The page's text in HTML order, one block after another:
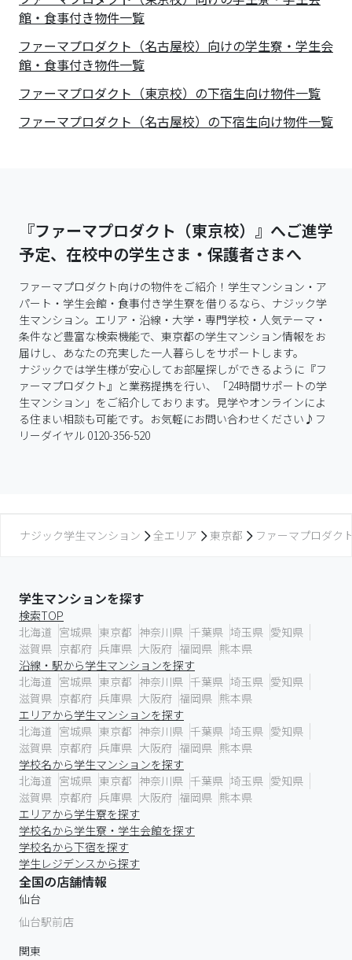
館・食事付き物件一覧
ファーマプロダクト（名古屋校）向けの学生寮・学生会
館・食事付き物件一覧
ファーマプロダクト（東京校）の下宿生向け物件一覧
ファーマプロダクト（名古屋校）の下宿生向け物件一覧
『ファーマプロダクト（東京校）』へご進学
予定、在校中の学生さま・保護者さまへ
ファーマプロダクト向けの物件をご紹介！学生マンション・ア
パート・学生会館・食事付き学生寮を借りるなら、ナジック学
生マンション。エリア・沿線・大学・専門学校・人気テーマ・
条件など豊富な検索機能で、東京都の学生マンション情報をお
届けし、あなたの充実した一人暮らしをサポートします。
ナジックでは学生様が安心してお部屋探しができるように『フ
ァーマプロダクト』と業務提携を行い、「24時間サポートの学
生マンション」をご紹介しております。見学やオンラインによ
る住まい相談も可能です。お気軽にお問い合わせください♪フ
リーダイヤル 0120-356-520
ナジック学生マンション 全エリア 東京都 ファーマプロダク
学生マンションを探す
検索TOP
北海道 宮城県 東京都 神奈川県 千葉県 埼玉県 愛知県
滋賀県 京都府 兵庫県 大阪府 福岡県 熊本県
沿線・駅から学生マンションを探す
北海道 宮城県 東京都 神奈川県 千葉県 埼玉県 愛知県
滋賀県 京都府 兵庫県 大阪府 福岡県 熊本県
エリアから学生マンションを探す
北海道 宮城県 東京都 神奈川県 千葉県 埼玉県 愛知県
滋賀県 京都府 兵庫県 大阪府 福岡県 熊本県
学校名から学生マンションを探す
北海道 宮城県 東京都 神奈川県 千葉県 埼玉県 愛知県
滋賀県 京都府 兵庫県 大阪府 福岡県 熊本県
エリアから学生寮を探す
学校名から学生寮・学生会館を探す
学校名から下宿を探す
学生レジデンスから探す
全国の店舗情報
仙台
仙台駅前店
関東